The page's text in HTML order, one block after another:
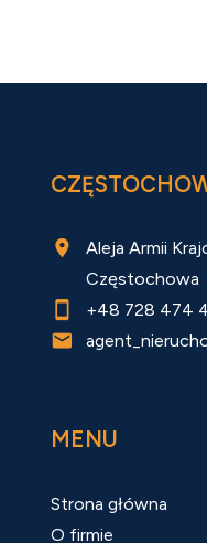
Aleja Armii
Częstochowa
+48 728 474
MENU
Strona główna
O firmie